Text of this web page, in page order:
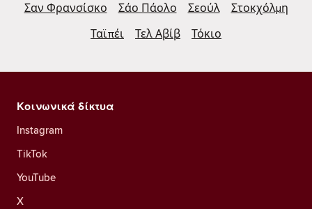
Σαν Φρανσίσκο
Σάο Πάολο Σεούλ
Στοκχόλμη
Ταϊπέι
Τελ Αβίβ Τόκιο
Κοινωνικά δίκτυα
Instagram
TikTok
YouTube
X